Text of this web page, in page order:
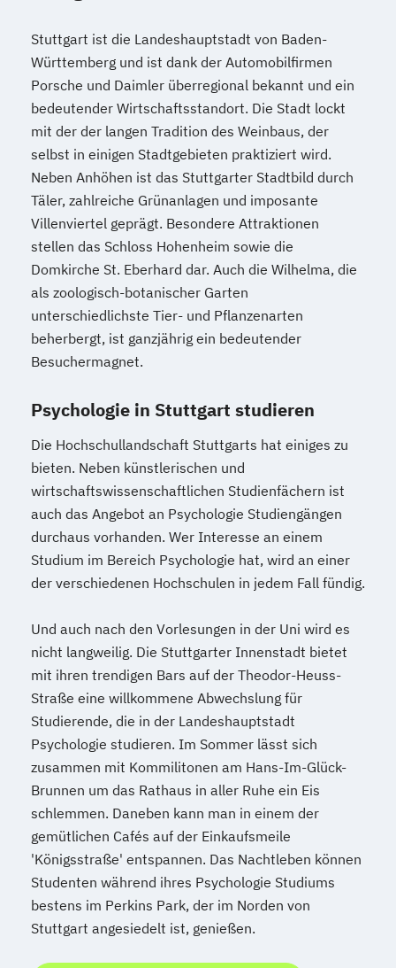
Stuttgart ist die Landeshauptstadt von Baden-
Württemberg und ist dank der Automobilfirmen
Porsche und Daimler überregional bekannt und ein
bedeutender Wirtschaftsstandort. Die Stadt lockt
mit der der langen Tradition des Weinbaus, der
selbst in einigen Stadtgebieten praktiziert wird.
Neben Anhöhen ist das Stuttgarter Stadtbild durch
Täler, zahlreiche Grünanlagen und imposante
Villenviertel geprägt. Besondere Attraktionen
stellen das Schloss Hohenheim sowie die
Domkirche St. Eberhard dar. Auch die Wilhelma, die
als zoologisch-botanischer Garten
unterschiedlichste Tier- und Pflanzenarten
beherbergt, ist ganzjährig ein bedeutender
Besuchermagnet.
Psychologie in Stuttgart studieren
Die Hochschullandschaft Stuttgarts hat einiges zu
bieten. Neben künstlerischen und
wirtschaftswissenschaftlichen Studienfächern ist
auch das Angebot an Psychologie Studiengängen
durchaus vorhanden. Wer Interesse an einem
Studium im Bereich Psychologie hat, wird an einer
der verschiedenen Hochschulen in jedem Fall fündig.
Und auch nach den Vorlesungen in der Uni wird es
nicht langweilig. Die Stuttgarter Innenstadt bietet
mit ihren trendigen Bars auf der Theodor-Heuss-
Straße eine willkommene Abwechslung für
Studierende, die in der Landeshauptstadt
Psychologie studieren. Im Sommer lässt sich
zusammen mit Kommilitonen am Hans-Im-Glück-
Brunnen um das Rathaus in aller Ruhe ein Eis
schlemmen. Daneben kann man in einem der
gemütlichen Cafés auf der Einkaufsmeile
'Königsstraße' entspannen. Das Nachtleben können
Studenten während ihres Psychologie Studiums
bestens im Perkins Park, der im Norden von
Stuttgart angesiedelt ist, genießen.